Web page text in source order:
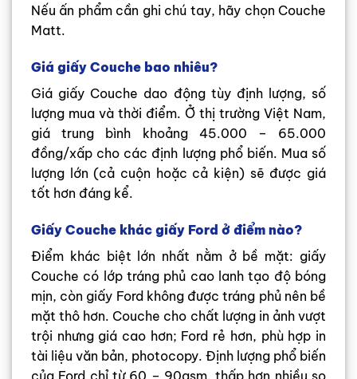
Nếu ấn phẩm cần ghi chú tay, hãy chọn Couche
Matt.
Giá giấy Couche bao nhiêu?
Giá giấy Couche dao động tùy định lượng, số
lượng mua và thời điểm. Ở thị trường Việt Nam,
giá trung bình khoảng 45.000 – 65.000
đồng/xấp cho các định lượng phổ biến. Mua số
lượng lớn (cả cuộn hoặc cả kiện) sẽ được giá
tốt hơn đáng kể.
Giấy Couche khác giấy Ford ở điểm nào?
Điểm khác biệt lớn nhất nằm ở bề mặt: giấy
Couche có lớp tráng phủ cao lanh tạo độ bóng
mịn, còn giấy Ford không được tráng phủ nên bề
mặt thô hơn. Couche cho chất lượng in ảnh vượt
trội nhưng giá cao hơn; Ford rẻ hơn, phù hợp in
tài liệu văn bản, photocopy. Định lượng phổ biến
của Ford chỉ từ 60 – 90gsm, thấp hơn nhiều so